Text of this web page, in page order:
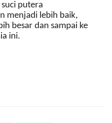
putera
menjadi lebih baik,
besar dan sampai ke
ini.